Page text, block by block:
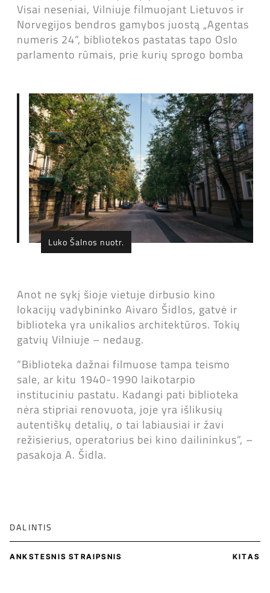
Visai neseniai, Vilniuje filmuojant Lietuvos ir
Norvegijos bendros gamybos juostą „Agentas
numeris 24“, bibliotekos pastatas tapo Oslo
parlamento rūmais, prie kurių sprogo bomba
Luko Šalnos nuotr.
Anot ne sykį šioje vietuje dirbusio kino
lokacijų vadybininko Aivaro Šidlos, gatvė ir
biblioteka yra unikalios architektūros. Tokių
gatvių Vilniuje – nedaug.
“Biblioteka dažnai filmuose tampa teismo
sale, ar kitu 1940-1990 laikotarpio
instituciniu pastatu. Kadangi pati biblioteka
nėra stipriai renovuota, joje yra išlikusių
autentiškų detalių, o tai labiausiai ir žavi
režisierius, operatorius bei kino dailininkus”, –
pasakoja A. Šidla.
DALINTIS
ANKSTESNIS STRAIPSNIS KITAS